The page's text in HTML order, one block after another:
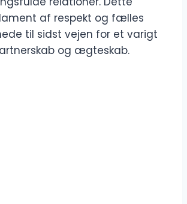
af respekt og fælles
til sidst vejen for et varigt
og ægteskab.